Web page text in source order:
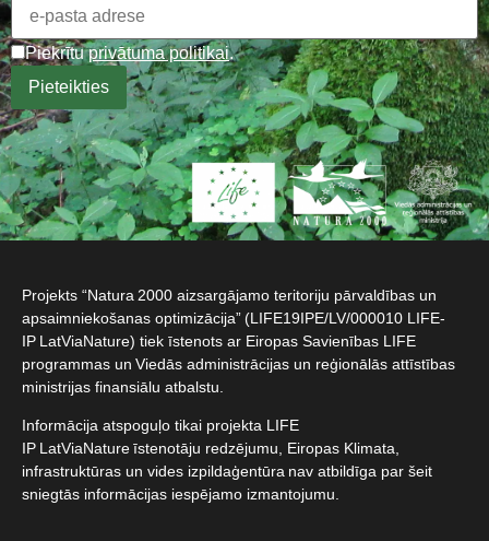
Piekrītuprivātuma politikai.
Projekts “Natura 2000 aizsargājamo teritoriju pārvaldības un
apsaimniekošanas optimizācija” (LIFE19IPE/LV/000010 LIFE-
IP LatViaNature) tiek īstenots ar Eiropas Savienības LIFE
programmas un Viedās administrācijas un reģionālās attīstības
ministrijas finansiālu atbalstu.​
Informācija atspoguļo tikai projekta LIFE
IP LatViaNature īstenotāju redzējumu, Eiropas Klimata,
infrastruktūras un vides izpildaģentūra nav atbildīga par šeit
sniegtās informācijas iespējamo izmantojumu.​